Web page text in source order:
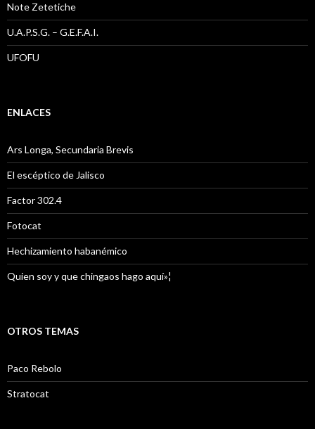
Note Zetetiche
U.A.P.S.G. – G.E.F.A.I.
UFOFU
ENLACES
Ars Longa, Secundaria Brevis
El escéptico de Jalisco
Factor 302.4
Fotocat
Hechizamiento habanémico
Quien soy y que chingaos hago aquí»¦
OTROS TEMAS
Paco Rebolo
Stratocat